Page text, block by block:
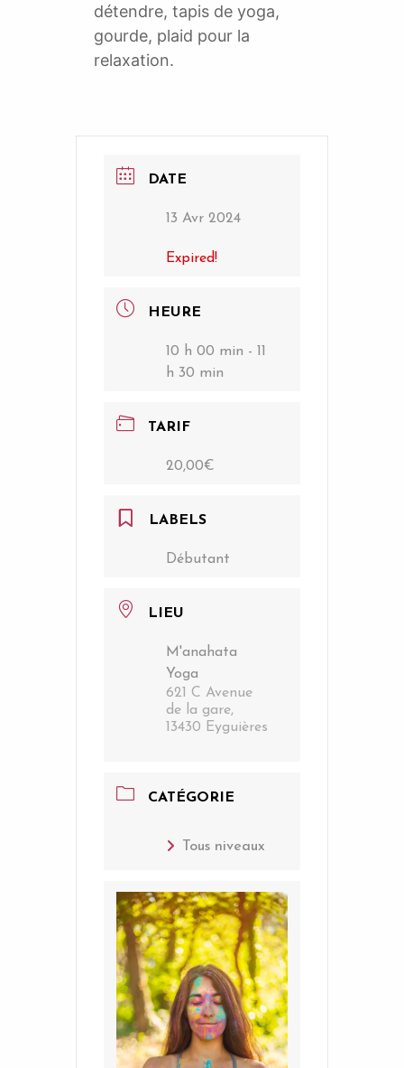
détendre, tapis de yoga,
gourde, plaid pour la
relaxation.
DATE
13 Avr 2024
Expired!
HEURE
10 h 00 min - 11
h 30 min
TARIF
20,00€
LABELS
Débutant
LIEU
M'anahata
Yoga
621 C Avenue
de la gare,
13430 Eyguières
CATÉGORIE
Tous niveaux